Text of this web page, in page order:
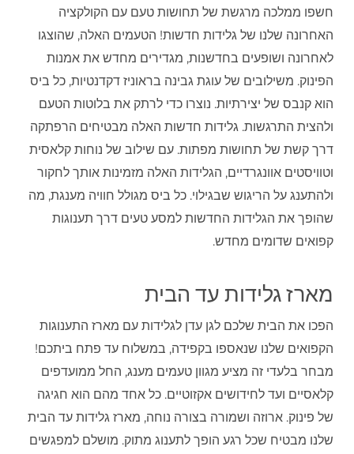
חשפו ממלכה מרגשת של תחושות טעם עם הקולקציה
האחרונה שלנו של גלידות חדשות! הטעמים האלה, שהוצגו
לאחרונה ושופעים בחדשנות, מגדירים מחדש את אמנות
הפינוק. משילובים של עוגת גבינה בראוניז דקדנטיות, כל ביס
הוא קנבס של יצירתיות. נוצרו כדי לרתק את בלוטות הטעם
ולהצית התרגשות. גלידות חדשות האלה מבטיחים הרפתקה
דרך קשת של תחושות מפתות. עם שילוב של נוחות קלאסית
וטוויסטים אוונגרדיים, הגלידות האלה מזמינות אותך לחקור
ולהתענג על הריגוש שבגילוי. כל ביס מגולל חוויה מענגת, מה
שהופך את הגלידות החדשות למסע טעים דרך תענוגות
קפואים שדומים מחדש.
מארז גלידות עד הבית
הפכו את הבית שלכם לגן עדן לגלידות עם מארז התענוגות
הקפואים שלנו שנאספו בקפידה, במשלוח עד פתח ביתכם!
מבחר בלעדי זה מציע מגוון טעמים מענג, החל ממועדפים
קלאסיים ועד לחידושים אקזוטיים. כל אחד מהם הוא חגיגה
של פינוק. ארוזה ושמורה בצורה נוחה, מארז גלידות עד הבית
שלנו מבטיח שכל רגע הופך לתענוג מתוק. מושלם למפגשים